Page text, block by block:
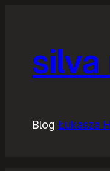
silva
Blog Łukasza